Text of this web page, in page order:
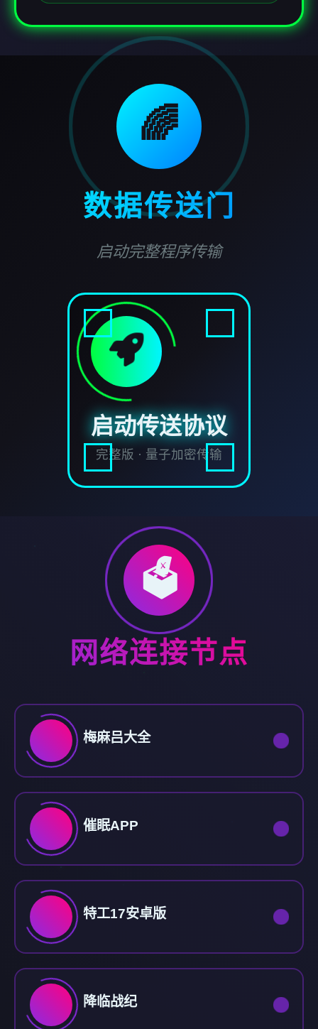
🌈
数据传送门
启动完整程序传输
启动传送协议
完整版 · 量子加密传输
🗳️
网络连接节点
梅麻吕大全
催眠APP
特工17安卓版
降临战纪